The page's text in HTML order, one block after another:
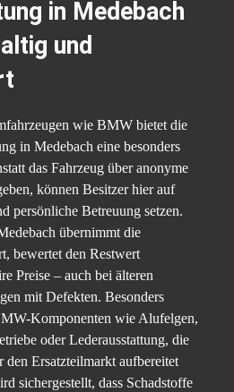
in Medebach
und
wie BMW bietet die
in Medebach eine besonders
das Fahrzeug über anonyme
können Besitzer hier auf
persönliche Betreuung setzen.
übernimmt die
bewertet den Restwert
Preise – auch bei älteren
mit Defekten. Besonders
Komponenten wie Alufelgen,
oder Lederausstattung, die
den Ersatzteilmarkt aufbereitet
sichergestellt, dass Schadstoffe